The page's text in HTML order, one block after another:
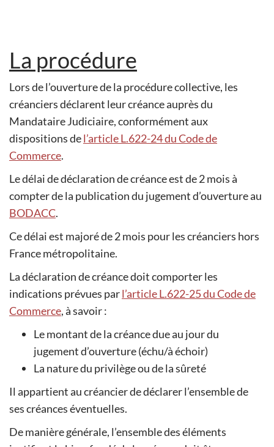
La procédure
Lors de l’ouverture de la procédure collective, les
créanciers déclarent leur créance auprès du
Mandataire Judiciaire, conformément aux
dispositions del’article L.622-24 du Code de
Commerce.
Le délai de déclaration de créance est de 2 mois à
compter de la publication du jugement d’ouverture au
BODACC.
Ce délai est majoré de 2 mois pour les créanciers hors
France métropolitaine.
La déclaration de créance doit comporter les
indications prévues parl’article L.622-25 du Code de
Commerce, à savoir :
Le montant de la créance due au jour du
jugement d’ouverture (échu/à échoir)
La nature du privilège ou de la sûreté
Il appartient au créancier de déclarer l’ensemble de
ses créances éventuelles.
De manière générale, l’ensemble des éléments